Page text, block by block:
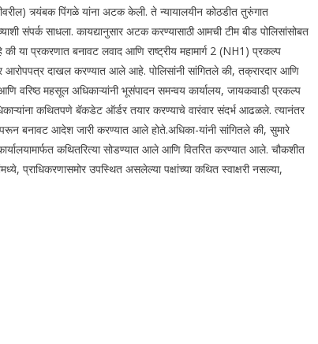
त्र्यंबक पिंगळे यांना अटक केली. ते न्यायालयीन कोठडीत तुरुंगात
संपर्क साधला. कायद्यानुसार अटक करण्यासाठी आमची टीम बीड पोलिसांसोबत
या प्रकरणात बनावट लवाद आणि राष्ट्रीय महामार्ग 2 (NH1) प्रकल्प
आरोपपत्र दाखल करण्यात आले आहे. पोलिसांनी सांगितले की, तक्रारदार आणि
वरिष्ठ महसूल अधिकाऱ्यांनी भूसंपादन समन्वय कार्यालय, जायकवाडी प्रकल्प
कथितपणे बॅकडेट ऑर्डर तयार करण्याचे वारंवार संदर्भ आढळले. त्यानंतर
बनावट आदेश जारी करण्यात आले होते.अधिका-यांनी सांगितले की, सुमारे
कथितरित्या सोडण्यात आले आणि वितरित करण्यात आले. चौकशीत
प्राधिकरणासमोर उपस्थित असलेल्या पक्षांच्या कथित स्वाक्षरी नसल्या,